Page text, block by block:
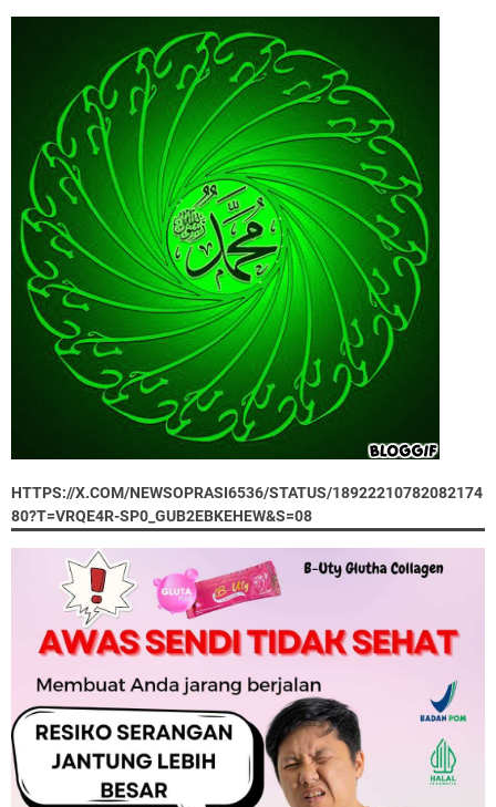
HTTPS://X.COM/NEWSOPRASI6536/STATUS/18922210782082174
80?T=VRQE4R-SP0_GUB2EBKEHEW&S=08